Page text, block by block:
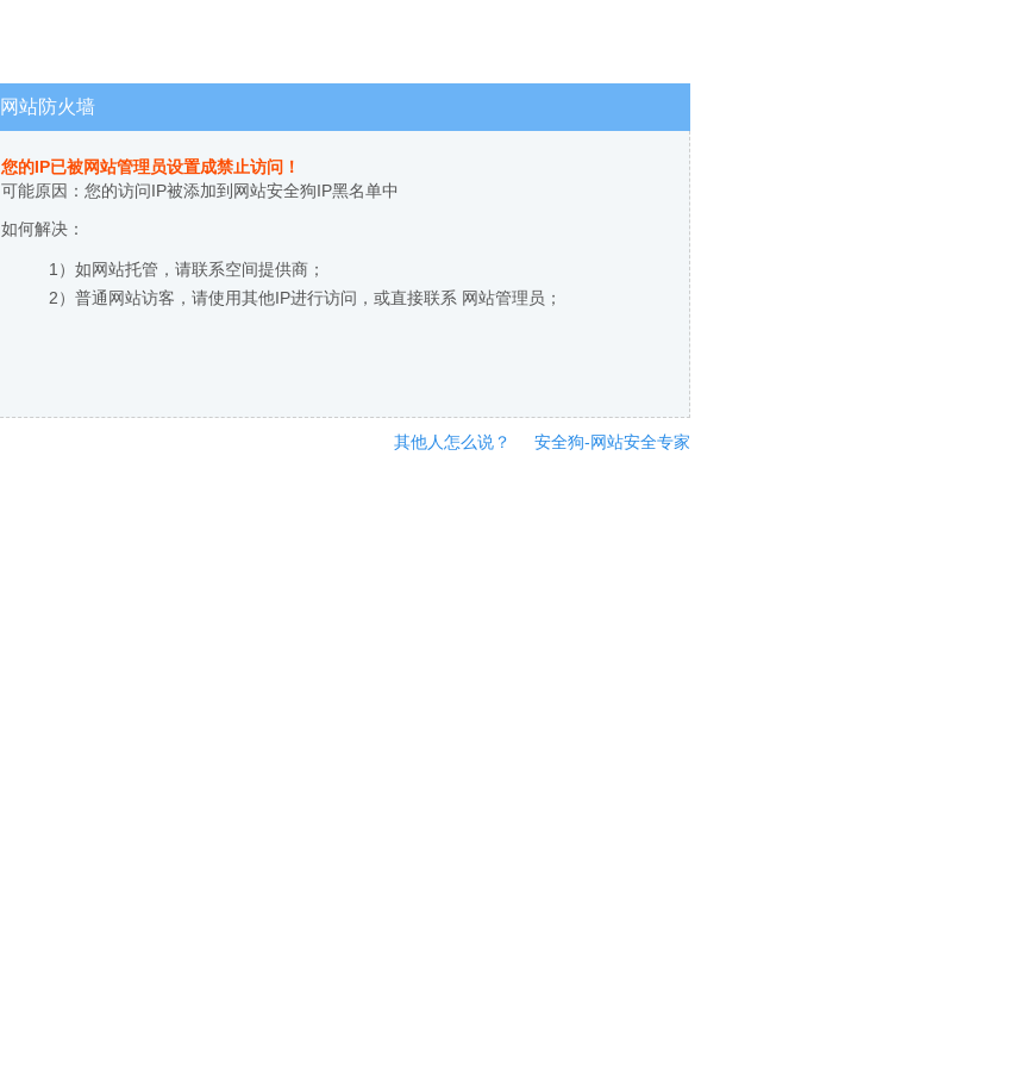
网站防火墙
您的IP已被网站管理员设置成禁止访问！
可能原因：您的访问IP被添加到网站安全狗IP黑名单中
如何解决：
1）如网站托管，请联系空间提供商；
2）普通网站访客，请使用其他IP进行访问，或直接联系 网站管理员；
其他人怎么说？ 安全狗-网站安全专家